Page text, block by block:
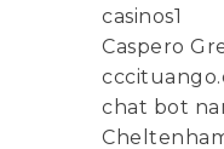
casinos1
Caspero
chat bot